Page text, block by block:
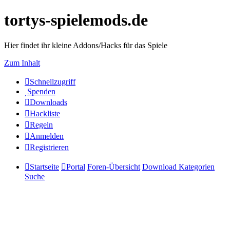
tortys-spielemods.de
Hier findet ihr kleine Addons/Hacks für das Spiele
Zum Inhalt
Schnellzugriff
Spenden
Downloads
Hackliste
Regeln
Anmelden
Registrieren
Startseite Portal Foren-Übersicht Download Kategorien
Suche